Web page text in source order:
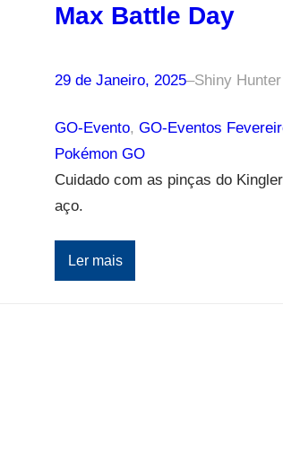
Max Battle Day
29 de Janeiro, 2025–Shiny
GO-Evento, GO-Eventos
Pokémon GO
Cuidado com as pinças do
aço.
Ler mais